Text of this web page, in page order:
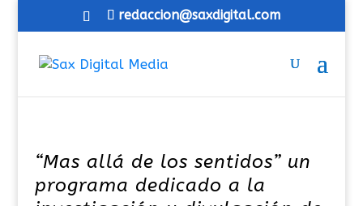
redaccion@saxdigital.com
“Mas allá de los sentidos” un
programa dedicado a la